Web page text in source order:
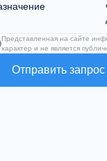
Представленная на сайте
характер и не является
Отправить запрос